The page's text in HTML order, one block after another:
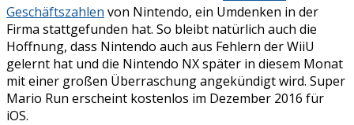
Geschäftszahlen von Nintendo, ein Umdenken in der
Firma stattgefunden hat. So bleibt natürlich auch die
Hoffnung, dass Nintendo auch aus Fehlern der WiiU
gelernt hat und die Nintendo NX später in diesem Monat
mit einer großen Überraschung angekündigt wird. Super
Mario Run erscheint kostenlos im Dezember 2016 für
iOS.